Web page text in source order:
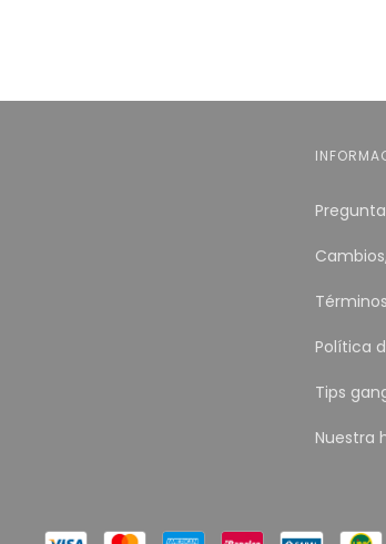
Política
Tips
Nuestra